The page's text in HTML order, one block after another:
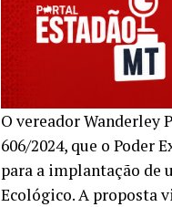
O vereador Wanderley
606/2024, que o Poder
para a implantação de
Ecológico. A proposta